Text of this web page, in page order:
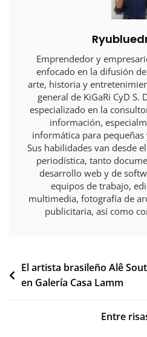
Emprendedor y
enfocado en la difusión
arte, historia y
general de KiGaRi CyD S.
especializado en la
información,
informática para
Sus habilidades van desde
periodística, tanto
desarrollo web y de
equipos de trabajo,
multimedia, fotografía de
publicitaria, así como
Navegación
de
El artista brasileño Alê
en Galería Casa Lamm
Entre